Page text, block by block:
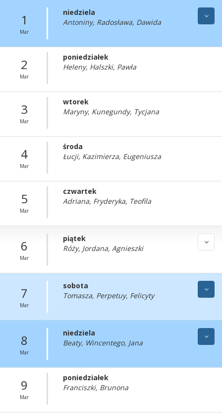
1
Mar
niedziela
Antoniny, Radosława, Dawida
2
Mar
poniedziałek
Heleny, Halszki, Pawła
3
Mar
wtorek
Maryny, Kunegundy, Tycjana
4
Mar
środa
Łucji, Kazimierza, Eugeniusza
5
Mar
czwartek
Adriana, Fryderyka, Teofila
6
Mar
piątek
Róży, Jordana, Agnieszki
7
Mar
sobota
Tomasza, Perpetuy, Felicyty
8
Mar
niedziela
Beaty, Wincentego, Jana
9
Mar
poniedziałek
Franciszki, Brunona